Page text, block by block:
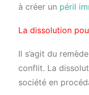
à créer un péril
La dissolution
Il s’agit du
conflit. La
société en